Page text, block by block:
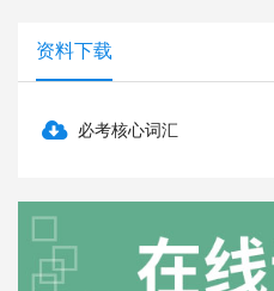
徐*
资料下载
必考核心词汇